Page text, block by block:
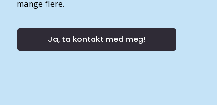
mange flere.
Ja, ta kontakt med meg!